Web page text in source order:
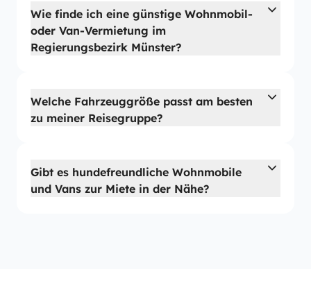
Wie finde ich eine günstige Wohnmobil-
oder Van-Vermietung im
Regierungsbezirk Münster?
Welche Fahrzeuggröße passt am besten
zu meiner Reisegruppe?
Gibt es hundefreundliche Wohnmobile
und Vans zur Miete in der Nähe?